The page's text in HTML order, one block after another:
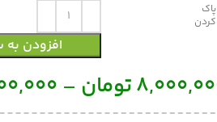
پاک
کردن
افزودن به
تومان –